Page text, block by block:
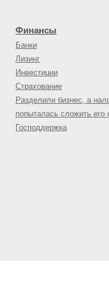
Финансы
Банки
Лизинг
Инвестиции
Страхование
Разделили бизнес, а
попыталась сложить его
Господдержка